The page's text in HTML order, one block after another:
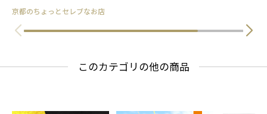
京都のちょっとセレブなお店
このカテゴリの他の商品